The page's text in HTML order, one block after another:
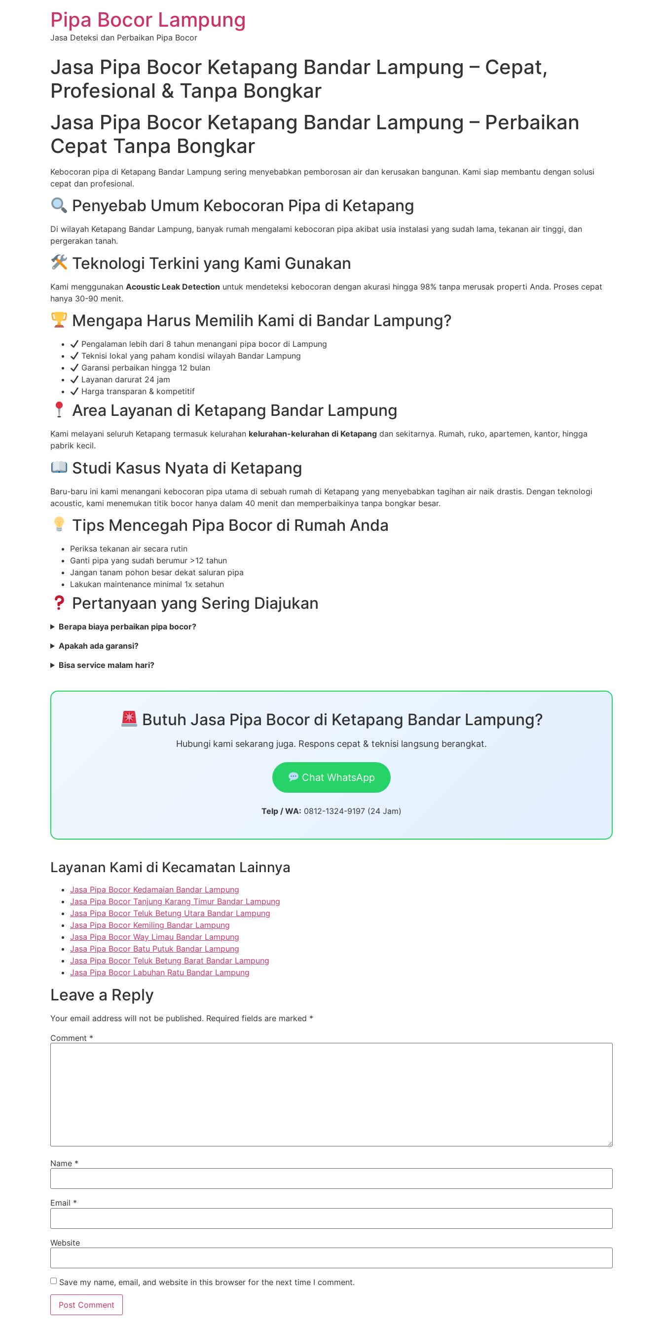
Pipa Bocor Lampung
Jasa Deteksi dan Perbaikan Pipa Bocor
Jasa Pipa Bocor Ketapang Bandar Lampung – Cepat,
Profesional & Tanpa Bongkar
Jasa Pipa Bocor Ketapang Bandar Lampung – Perbaikan
Cepat Tanpa Bongkar
Kebocoran pipa di Ketapang Bandar Lampung sering menyebabkan pemborosan air dan kerusakan bangunan. Kami siap membantu dengan solusi
cepat dan profesional.
Penyebab Umum Kebocoran Pipa di Ketapang
Di wilayah Ketapang Bandar Lampung, banyak rumah mengalami kebocoran pipa akibat usia instalasi yang sudah lama, tekanan air tinggi, dan
pergerakan tanah.
Teknologi Terkini yang Kami Gunakan
Kami menggunakan Acoustic Leak Detection untuk mendeteksi kebocoran dengan akurasi hingga 98% tanpa merusak properti Anda. Proses cepat
hanya 30-90 menit.
Mengapa Harus Memilih Kami di Bandar Lampung?
Pengalaman lebih dari 8 tahun menangani pipa bocor di Lampung
Teknisi lokal yang paham kondisi wilayah Bandar Lampung
Garansi perbaikan hingga 12 bulan
Layanan darurat 24 jam
Harga transparan & kompetitif
Area Layanan di Ketapang Bandar Lampung
Kami melayani seluruh Ketapang termasuk kelurahan kelurahan-kelurahan di Ketapang dan sekitarnya. Rumah, ruko, apartemen, kantor, hingga
pabrik kecil.
Studi Kasus Nyata di Ketapang
Baru-baru ini kami menangani kebocoran pipa utama di sebuah rumah di Ketapang yang menyebabkan tagihan air naik drastis. Dengan teknologi
acoustic, kami menemukan titik bocor hanya dalam 40 menit dan memperbaikinya tanpa bongkar besar.
Tips Mencegah Pipa Bocor di Rumah Anda
Periksa tekanan air secara rutin
Ganti pipa yang sudah berumur >12 tahun
Jangan tanam pohon besar dekat saluran pipa
Lakukan maintenance minimal 1x setahun
Pertanyaan yang Sering Diajukan
Berapa biaya perbaikan pipa bocor?
Apakah ada garansi?
Bisa service malam hari?
Butuh Jasa Pipa Bocor di Ketapang Bandar Lampung?
Hubungi kami sekarang juga. Respons cepat & teknisi langsung berangkat.
Chat WhatsApp
Telp / WA: 0812-1324-9197 (24 Jam)
Layanan Kami di Kecamatan Lainnya
Jasa Pipa Bocor Kedamaian Bandar Lampung
Jasa Pipa Bocor Tanjung Karang Timur Bandar Lampung
Jasa Pipa Bocor Teluk Betung Utara Bandar Lampung
Jasa Pipa Bocor Kemiling Bandar Lampung
Jasa Pipa Bocor Way Limau Bandar Lampung
Jasa Pipa Bocor Batu Putuk Bandar Lampung
Jasa Pipa Bocor Teluk Betung Barat Bandar Lampung
Jasa Pipa Bocor Labuhan Ratu Bandar Lampung
Leave a Reply
Your email address will not be published. Required fields are marked *
Comment *
Name *
Email *
Website
Save my name, email, and website in this browser for the next time I comment.